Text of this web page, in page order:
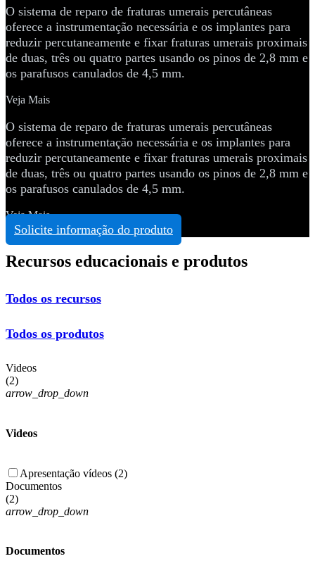
O sistema de reparo de fraturas umerais percutâneas
oferece a instrumentação necessária e os implantes para
reduzir percutaneamente e fixar fraturas umerais proximais
de duas, três ou quatro partes usando os pinos de 2,8 mm e
os parafusos canulados de 4,5 mm.
Veja Mais
O sistema de reparo de fraturas umerais percutâneas
oferece a instrumentação necessária e os implantes para
reduzir percutaneamente e fixar fraturas umerais proximais
de duas, três ou quatro partes usando os pinos de 2,8 mm e
os parafusos canulados de 4,5 mm.
Veja Mais
Solicite informação do produto
Recursos educacionais e produtos
Todos os recursos
Todos os produtos
Videos
(2)
arrow_drop_down
Videos
Apresentação vídeos (2)
Documentos
(2)
arrow_drop_down
Documentos